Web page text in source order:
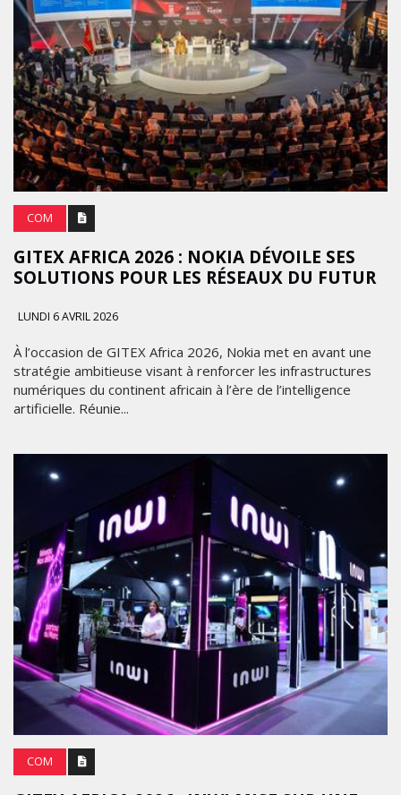
COM
GITEX AFRICA 2026 : NOKIA DÉVOILE SES
SOLUTIONS POUR LES RÉSEAUX DU FUTUR
LUNDI 6 AVRIL 2026
À l’occasion de GITEX Africa 2026, Nokia met en avant une
stratégie ambitieuse visant à renforcer les infrastructures
numériques du continent africain à l’ère de l’intelligence
artificielle. Réunie...
COM